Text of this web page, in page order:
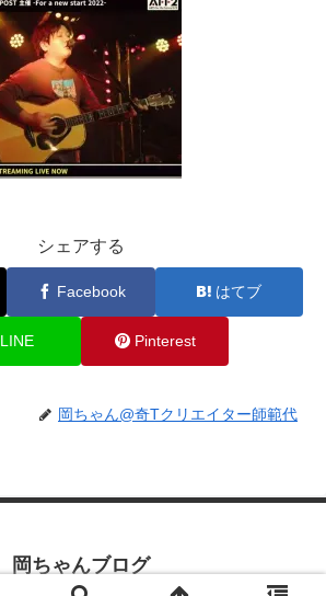
シェアする
Facebook はてブ
LINE Pinterest
岡ちゃん@奇Tクリエイター師範代
岡ちゃんブログ